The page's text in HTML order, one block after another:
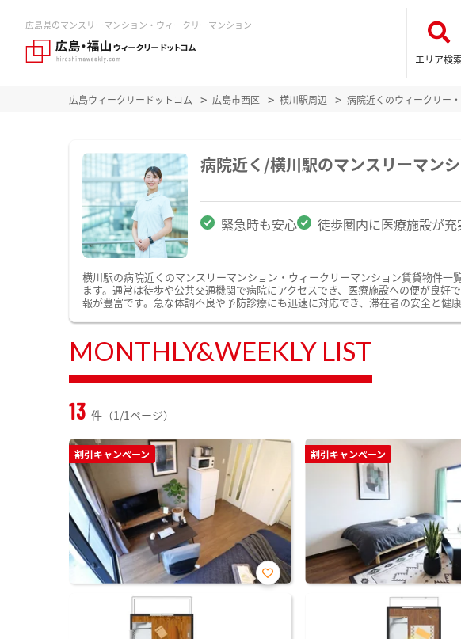
広島県のマンスリーマンション・ウィークリーマンション
エリア検
広島ウィークリードットコム 広島市西区 横川駅周辺 病院近くのウィークリー
病院近く/横川駅のマンスリーマン
緊急時も安心 徒歩圏内に医療施設が充
横川駅の病院近くのマンスリーマンション・ウィークリーマンション賃貸物件
ます。通常は徒歩や公共交通機関で病院にアクセスでき、医療施設への便が良
報が豊富です。急な体調不良や予防診療にも迅速に対応でき、滞在者の安全と健康
MONTHLY&WEEKLY LIST
13 件（1/1ページ）
割引キャンペーン
お気
割引キャンペーン